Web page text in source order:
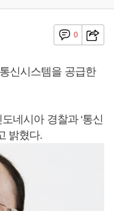
0
신시스템을 공급한
네시아 경찰과 ‘통신
밝혔다.